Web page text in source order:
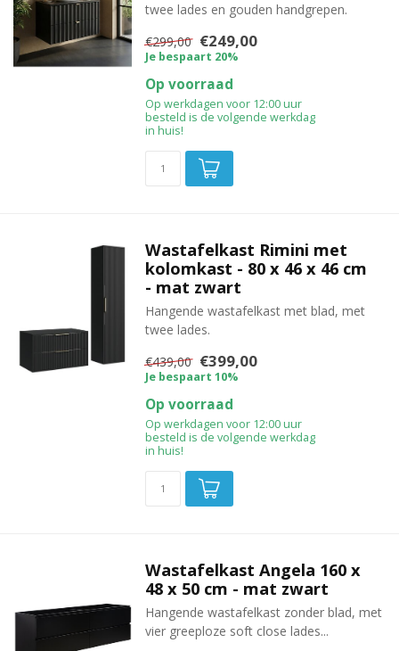
twee lades en gouden handgrepen.
€299,00 €249,00
Je bespaart 20%
Op voorraad
Op werkdagen voor 12:00 uur
besteld is de volgende werkdag
in huis!
Wastafelkast Rimini met
kolomkast - 80 x 46 x 46 cm
- mat zwart
Hangende wastafelkast met blad, met
twee lades.
€439,00 €399,00
Je bespaart 10%
Op voorraad
Op werkdagen voor 12:00 uur
besteld is de volgende werkdag
in huis!
Wastafelkast Angela 160 x
48 x 50 cm - mat zwart
Hangende wastafelkast zonder blad, met
vier greeploze soft close lades...